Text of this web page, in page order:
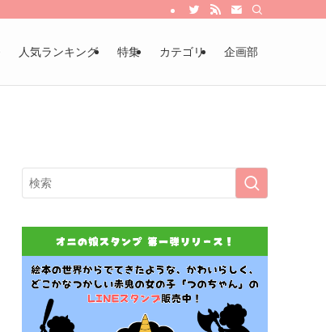
人気ランキング 特集 カテゴリ 企画部